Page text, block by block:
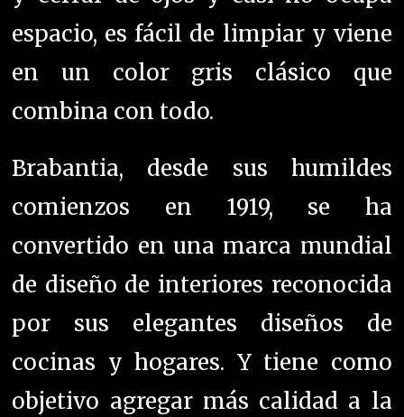
espacio, es fácil de limpiar y viene
en un color gris clásico que
combina con todo.
Brabantia, desde sus humildes
comienzos en 1919, se ha
convertido en una marca mundial
de diseño de interiores reconocida
por sus elegantes diseños de
cocinas y hogares. Y tiene como
objetivo agregar más calidad a la